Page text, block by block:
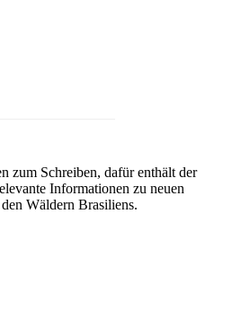
zum Schreiben, dafür enthält der
Informationen zu neuen
Wäldern Brasiliens.